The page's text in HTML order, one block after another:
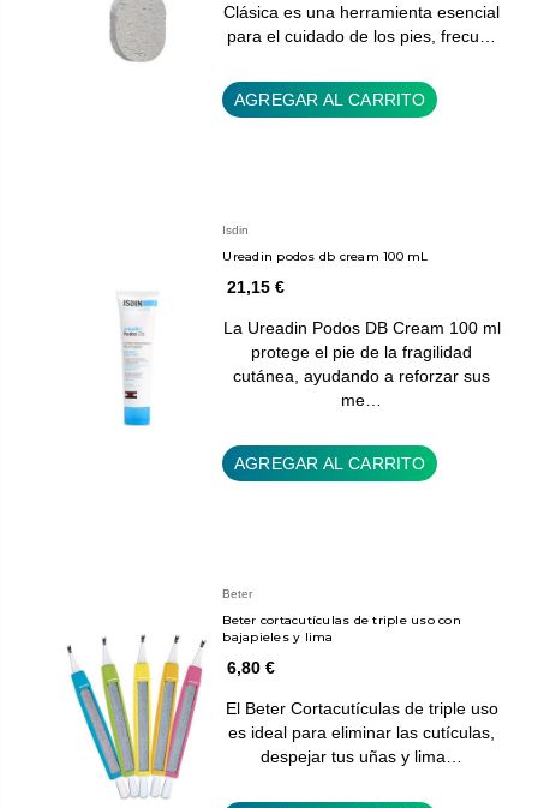
Clásica es una herramienta esencial
para el cuidado de los pies, frecu…
AGREGAR AL CARRITO
Isdin
Ureadin podos db cream 100 mL
21,15 €
La Ureadin Podos DB Cream 100 ml
protege el pie de la fragilidad
cutánea, ayudando a reforzar sus
me…
AGREGAR AL CARRITO
Beter
Beter cortacutículas de triple uso con
bajapieles y lima
6,80 €
El Beter Cortacutículas de triple uso
es ideal para eliminar las cutículas,
despejar tus uñas y lima…